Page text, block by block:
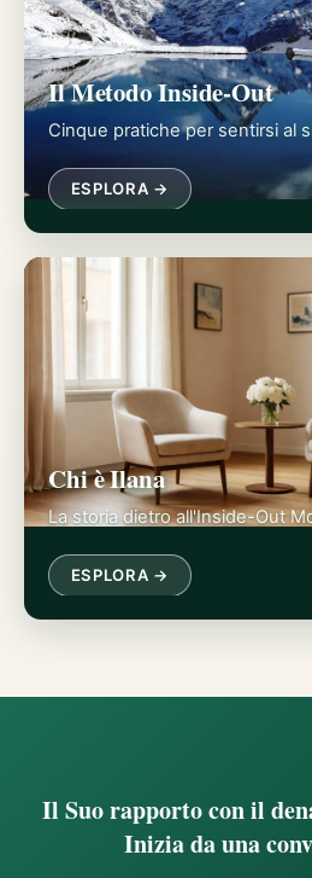
Il Metodo Inside-Out
Cinque pratiche per sentirsi al
ESPLORA →
Chi è Ilana
La storia dietro all'Inside-Out
ESPLORA →
Il Suo rapporto con il
Inizia da una